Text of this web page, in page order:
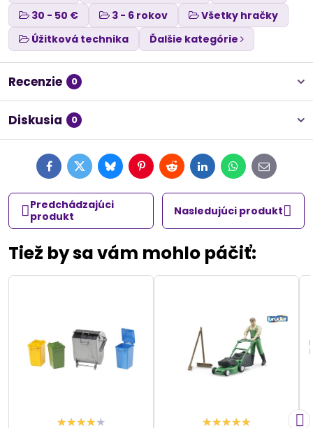
30 - 50 € 3 - 6 rokov
Všetky hračky
Úžitková technika
Ďalšie kategórie
Recenzie 0
Diskusia 0
FacebookTwitterBlueskyPinterestRedditLinkedInWhatsApp
E-
mail
Predchádzajúci
produkt
Nasledujúci produkt
Tiež by sa vám mohlo páčiť: